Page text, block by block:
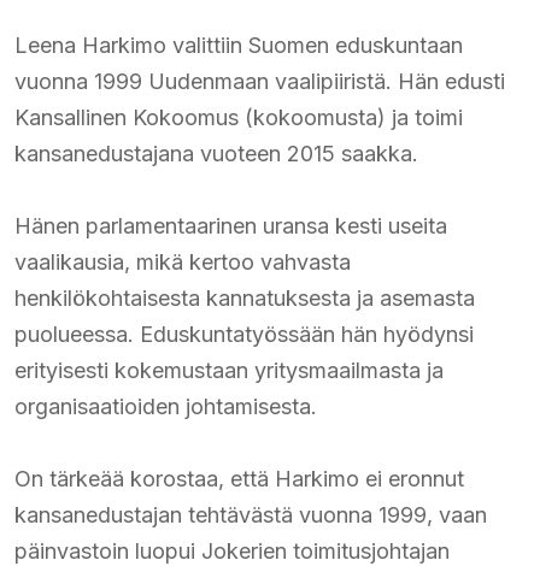
Leena Harkimo valittiin Suomen eduskuntaan
vuonna 1999 Uudenmaan vaalipiiristä. Hän edusti
Kansallinen Kokoomus (kokoomusta) ja toimi
kansanedustajana vuoteen 2015 saakka.
Hänen parlamentaarinen uransa kesti useita
vaalikausia, mikä kertoo vahvasta
henkilökohtaisesta kannatuksesta ja asemasta
puolueessa. Eduskuntatyössään hän hyödynsi
erityisesti kokemustaan yritysmaailmasta ja
organisaatioiden johtamisesta.
On tärkeää korostaa, että Harkimo ei eronnut
kansanedustajan tehtävästä vuonna 1999, vaan
päinvastoin luopui Jokerien toimitusjohtajan